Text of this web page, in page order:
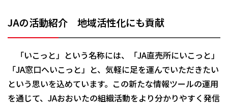
JAの活動紹介 地域活性化にも貢献
「いこっと」という名称には、「JA直売所にいこっと」
「JA窓口へいこっと」と、気軽に足を運んでいただきたい
という思いを込めています。この新たな情報ツールの運用
を通じて、JAおおいたの組織活動をより分かりやすく発信